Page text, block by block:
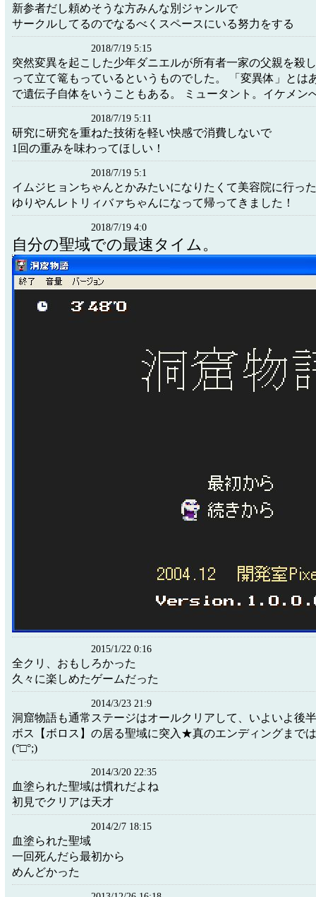
新参者だし頼めそうな方みんな別ジャンルで
サークルしてるのでなるべくスペースにいる努力をする
2018/7/19 5:15
突然変異を起こした少年ダニエルが所有者一家の父親を殺
って立て篭もっているというものでした。 「変異体」とは
で遺伝子自体をいうこともある。 ミュータント。イケメン
2018/7/19 5:11
研究に研究を重ねた技術を軽い快感で消費しないで
1回の重みを味わってほしい！
2018/7/19 5:1
イムジヒョンちゃんとかみたいになりたくて美容院に行っ
ゆりやんレトリィバァちゃんになって帰ってきました！
2018/7/19 4:0
自分の聖域での最速タイム。
2015/1/22 0:16
全クリ、おもしろかった
久々に楽しめたゲームだった
2014/3/23 21:9
洞窟物語も通常ステージはオールクリアして、いよいよ後
ボス【ボロス】の居る聖域に突入★真のエンディングまで
(°□°;)
2014/3/20 22:35
血塗られた聖域は慣れだよね
初見でクリアは天才
2014/2/7 18:15
血塗られた聖域
一回死んだら最初から
めんどかった